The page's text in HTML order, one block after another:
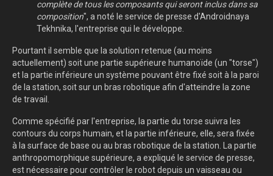
complète de tous les composants qui seront inclus dans sa
composition", a noté le service de presse d'Androidnaya
Tekhnika, l'entreprise qui le développe.
Pourtant il semble que la solution retenue (au moins
actuellement) soit une partie supérieure humanoïde (un "torse")
et la partie inférieure un système pouvant être fixé soit à la paroi
de la station, soit sur un bras robotique afin d'atteindre la zone
de travail.
Comme spécifié par l'entreprise, la partie du torse suivra les
contours du corps humain, et la partie inférieure, elle, sera fixée
à la surface de base ou au bras robotique de la station. La partie
anthropomorphique supérieure, a expliqué le service de presse,
est nécessaire pour contrôler le robot depuis un vaisseau ou